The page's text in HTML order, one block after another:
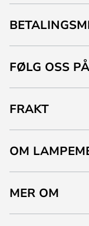
FØLG OSS PÅ
FRAKT
OM
MER OM